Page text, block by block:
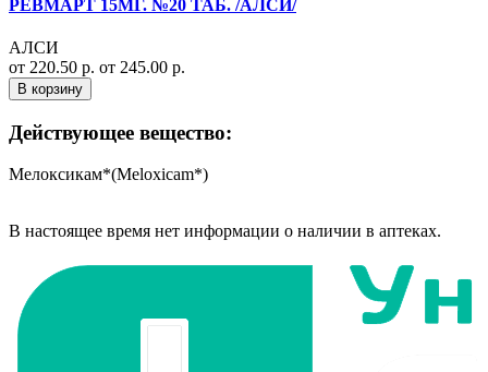
РЕВМАРТ 15МГ. №20 ТАБ. /АЛСИ/
АЛСИ
от 220.50 р. от 245.00 р.
В корзину
Действующее вещество:
Мелоксикам*(Meloxicam*)
В настоящее время нет информации о наличии в аптеках.